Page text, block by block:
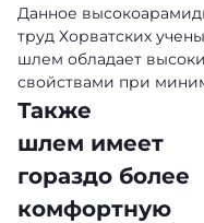
Данное
труд Хорватских
шлем обладает
свойствами при
Также
шлем имеет
гораздо более
комфортную